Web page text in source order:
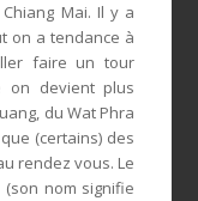
Mai. Il y a
on a tendance à
faire un tour
on devient plus
du Wat Phra
(certains) des
rendez vous. Le
nom signifie